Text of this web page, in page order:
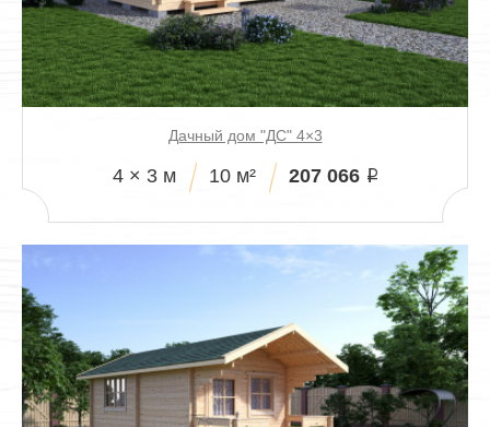
Дачный дом "ДС" 4×3
4 × 3 м 10 м² 207 066 i